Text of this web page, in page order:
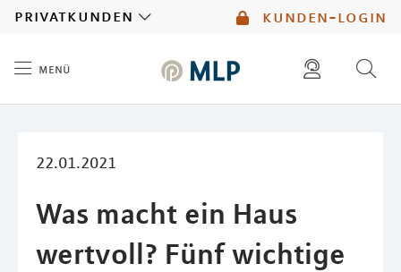
kunden-login
privatkunden
menü
22.01.2021
Was macht ein Haus
wertvoll? Fünf wichtige